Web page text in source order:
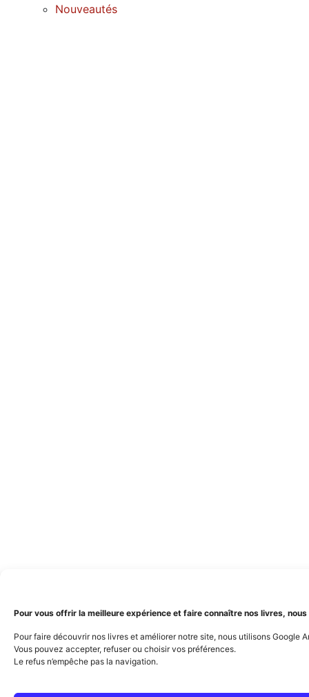
Pour vous offrir la meilleure expérience et faire connaître nos livres,
Pour faire découvrir nos livres et améliorer notre site, nous utilisons Google
Vous pouvez accepter, refuser ou choisir vos préférences.
Le refus n’empêche pas la navigation.
Nouveautés